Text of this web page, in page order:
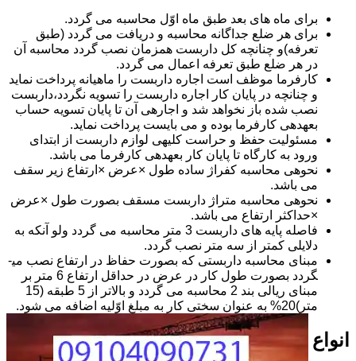
برای ماه های بعد طبق ماه اوّل محاسبه می گردد.
برای هر ضلع جداگانه محاسبه و دریافت می گردد (طبق
تعرفه)و چنانچه کل داربست همزمان نصب گردد محاسبه آن
در هر ضلع طبق تعرفه اعمال می گردد.
کارفرما موظف است اجاره داربست را ماهیانه پرداخت نماید
و چنانچه در پایان کار اجاره داربست را تسویه نگردد،داربست
نصب شده باز نخواهد شد و اجاره­ی آن تا پایان تسویه حساب
بعهده­ی کارفرما بوده و می بایست پرداخت نماید.
مسئولیت حفظ و حراست کلیه­ی لوازم داربست از ابتدای
ورود به کارگاه تا پایان کار بعهده­ی کارفرما می باشد.
نحوه­ی محاسبه کفراژ ساده طول ×عرض ×ارتفاع زیر سقف
می باشد.
نحوه­ی محاسبه متراژ داربست مسقف بصورت طول ×عرض
×حداکثر ارتفاع می باشد.
فاصله پایه های داربست 3 متر محاسبه می گردد ولو آنکه به
دلایلی کمتر از سه متر نصب گردد.
مبنای محاسبه داربستی که بصورت حفاظ در ارتفاع نصب می­
گردد بصورت طول کار در عرض در حداقل ارتفاع 6 متر بر
مبنای ریالی بند 2 محاسبه می گردد و بالاتر از 5 طبقه (15
متر)20% به عنوان سختی کار به مبلغ اوّلیه اضافه می شود.
انواع